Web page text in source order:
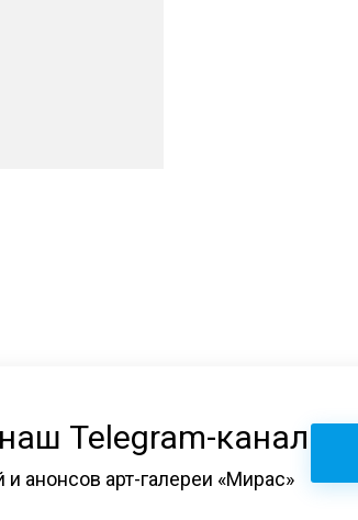
Telegram-канал
анонсов арт-галереи «Мирас»